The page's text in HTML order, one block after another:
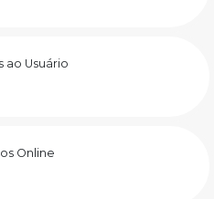
ao Usuário
Online